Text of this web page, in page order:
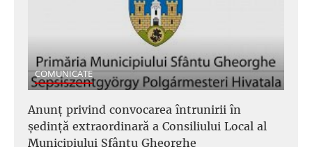
COMUNICATE
Anunţ privind convocarea întrunirii în
şedinţă extraordinară a Consiliului Local al
Municipiului Sfântu Gheorghe